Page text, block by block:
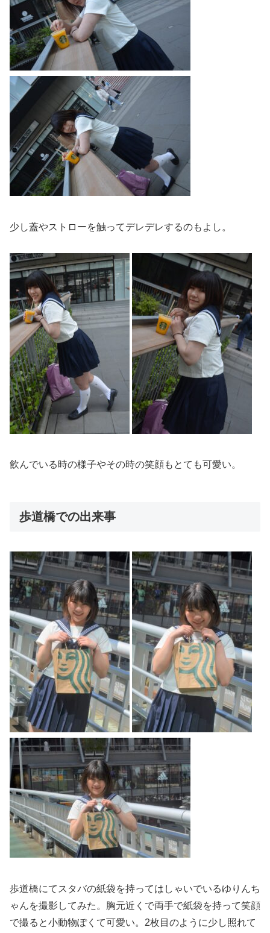
少し蓋やストローを触ってデレデレするのもよし。
飲んでいる時の様子やその時の笑顔もとても可愛い。
歩道橋での出来事
歩道橋にてスタバの紙袋を持ってはしゃいでいるゆりんち
ゃんを撮影してみた。
胸元近くで両手で紙袋を持って笑顔
で撮ると小動物ぽくて可愛い。 2枚目のように少し照れて